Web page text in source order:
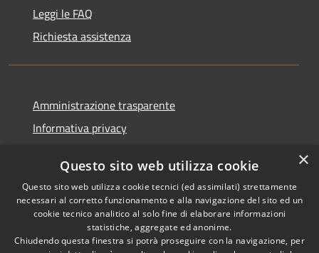
Leggi le FAQ
Richiesta assistenza
Amministrazione trasparente
Informativa privacy
Dichiarazione di accessibilità
RSS Copyright © 2026 • Comune di
×
Questo sito web utilizza cookie
Questo sito web utilizza cookie tecnici (ed assimilati) strettamente
necessari al corretto funzionamento e alla navigazione del sito ed un
cookie tecnico analitico al solo fine di elaborare informazioni
statistiche, aggregate ed anonime.
Chiudendo questa finestra si potrà proseguire con la navigazione, per